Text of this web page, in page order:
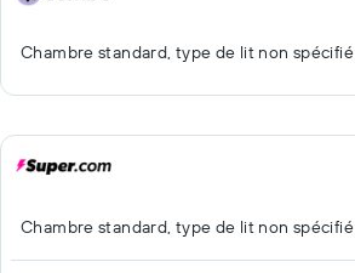
Chambre standard, type de lit non spécifié
Chambre standard, type de lit non spécifié